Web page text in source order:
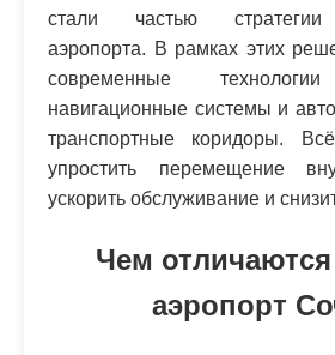
стали частью стратегии
аэропорта. В рамках этих
современные
навигационные системы и
транспортные коридоры.
упростить перемещение
ускорить обслуживание и
Чем
аэропорт